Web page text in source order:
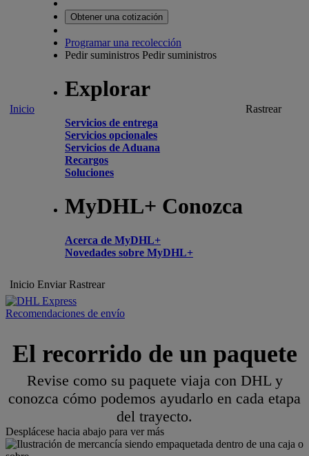
Inicio
Obtener una cotización
Programar una recolección
Pedir suministros Pedir suministros
Explorar
Servicios de entrega
Servicios opcionales
Servicios de Aduana
Recargos
Soluciones
MyDHL+ Conozca
Acerca de MyDHL+
Novedades sobre MyDHL+
Rastrear
Inicio Enviar Rastrear
Recomendaciones de envío
El recorrido de un paquete
Revise como su paquete viaja con DHL y
conozca cómo podemos ayudarlo en cada etapa
del trayecto.
Desplácese hacia abajo para ver más